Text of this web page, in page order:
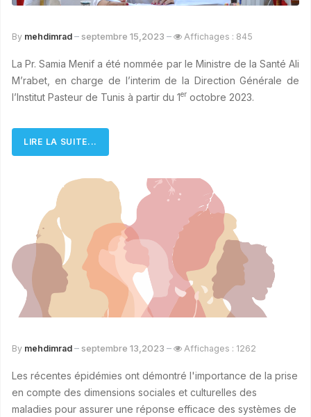
By mehdimrad septembre 15,2023 Affichages : 845
La Pr. Samia Menif a été nommée par le Ministre de la Santé Ali
M’rabet, en charge de l’interim de la Direction Générale de
l’Institut Pasteur de Tunis à partir du 1er octobre 2023.
LIRE LA SUITE...
By mehdimrad septembre 13,2023 Affichages : 1262
Les récentes épidémies ont démontré l'importance de la prise
en compte des dimensions sociales et culturelles des
maladies pour assurer une réponse efficace des systèmes de